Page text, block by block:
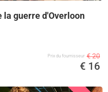
la guerre d'Overloon
Prix ​​du fournisseur € 20
€ 16